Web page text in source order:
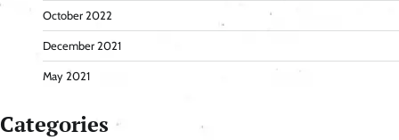
October 2022
December 2021
May 2021
Categories